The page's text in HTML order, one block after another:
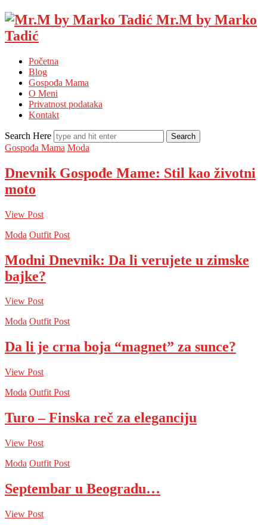
Mr.M by Marko
Tadić
Početna
Blog
Gospođa Mama
O Meni
Privatnost podataka
Kontakt
Search Here
Gospođa Mama Moda
Dnevnik Gospođe Mame: Stil kao životni
moto
View Post
Moda Outfit Post
Modni Dnevnik: Da li verujete u zimske
bajke?
View Post
Moda Outfit Post
Da li je crna boja “magnet” za sunce?
View Post
Moda Outfit Post
Turo – Finska reč za eleganciju
View Post
Moda Outfit Post
Septembar u Beogradu…
View Post